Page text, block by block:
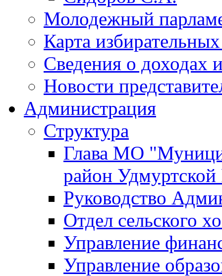
Молодежный
Карта
Сведения о доходах
Новости
Администрация
Структура
Глава МО
район
Руководство
Отдел сельского
Управление
Управление